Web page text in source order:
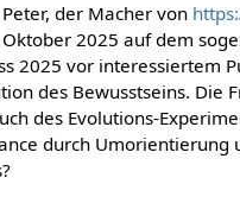
der Macher von
2025 auf dem
2025 vor interessiertem
des Bewusstseins. Die
des Evolutions-
durch Umorientierung